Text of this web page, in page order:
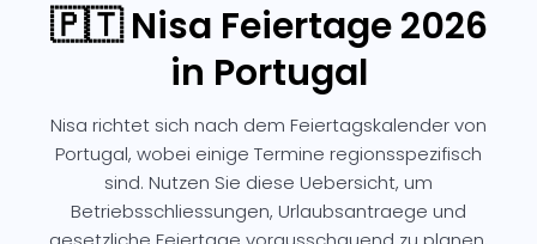
🇵🇹 Nisa Feiertage 2026
in Portugal
Nisa richtet sich nach dem Feiertagskalender von
Portugal, wobei einige Termine regionsspezifisch
sind. Nutzen Sie diese Uebersicht, um
Betriebsschliessungen, Urlaubsantraege und